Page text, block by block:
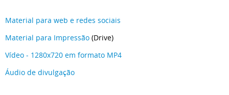
Material para web e redes sociais
Material para Impressão (Drive)
Vídeo - 1280x720 em formato MP4
Áudio de divulgação